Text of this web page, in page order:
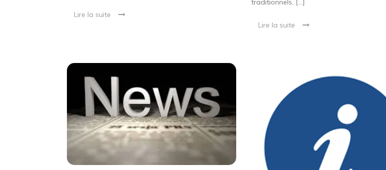
Lire la suite
traditionnels, […]
Lire la suite